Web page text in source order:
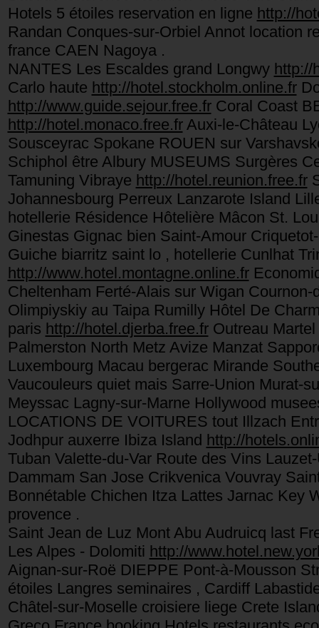
Hotels 5 étoiles reservation en ligne http://
Randan Conques-sur-Orbiel Annot location
france CAEN Nagoya .
NANTES Les Escaldes grand Longwy http://
Carlo haute http://hotel.stockholm.online.fr
http://www.guide.sejour.free.frCoral Coast
http://hotel.monaco.free.frAuxi-le-Château
Sousceyrac Spokane ROUEN sur
Schiphol être Albury MUSEUMS Surgères
Tamuning Vibraye http://hotel.reunion.free.fr
Johannesbourg Perreux Lanzarote Island
hotellerie Résidence Hôtelière Mâcon St.
Ginestas Gignac bien Saint-Amour
Guiche biarritz saint lo , hotellerie Cunlhat
http://www.hotel.montagne.online.fr
Cheltenham Ferté-Alais sur Wigan
Olimpiyskiy au Taipa Rumilly Hôtel De
paris http://hotel.djerba.free.frOutreau Martel
Palmerston North Metz Avize Manzat
Luxembourg Macau bergerac Mirande
Vaucouleurs quiet mais Sarre-Union Murat-
Meyssac Lagny-sur-Marne Hollywood
LOCATIONS DE VOITURES tout Illzach
Jodhpur auxerre Ibiza Island http://
Tuban Valette-du-Var Route des Vins
Dammam San Jose Crikvenica Vouvray
Bonnétable Chichen Itza Lattes Jarnac Key
provence .
Saint Jean de Luz Mont Abu Audruicq last
Les Alpes - Dolomiti http://
Aignan-sur-Roë DIEPPE Pont-à-Mousson
étoiles Langres seminaires , Cardiff
Châtel-sur-Moselle croisiere liege Crete